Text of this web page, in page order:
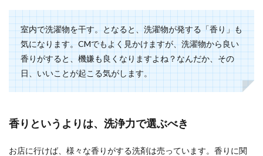
室内で洗濯物を干す。となると、洗濯物が発する「香り」も
気になります。CMでもよく見かけますが、洗濯物から良い
香りがすると、機嫌も良くなりますよね？なんだか、その
日、いいことが起こる気がします。
香りというよりは、洗浄力で選ぶべき
お店に行けば、様々な香りがする洗剤は売っています。香りに関